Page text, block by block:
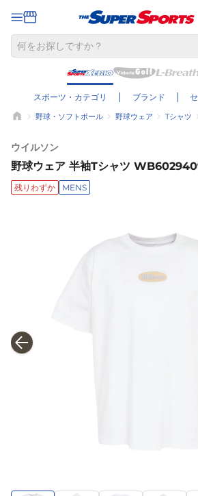
スポーツ・カテゴリ ブランド
野球・ソフトボール 野球ウェア Tシャツ
ウイルソン
野球ウェア 半袖Tシャツ
残りわずか MENS